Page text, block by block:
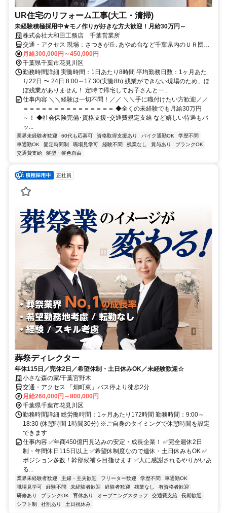
UR住宅のリフォーム工事(大工・清掃)
未経験積極採用中★モノ作りが好きな方大歓迎！月給30万円～
株式会社大和田工務店 千葉営業所
交通・アクセス 現場：さつきが丘､あやめ台など千葉県内のＵＲ団地
＊車通勤ＯＫ
月給300,000円～450,000円
千葉県千葉市花見川区
勤務時間詳細 実働時間：1日あたり8時間 平均勤務日数：1ヶ月あた
り22日 〜 24日 8:00～17:30(実働8h) 残業ができない現場のため、ほ
ぼ残業がありません！ 定時で帰宅してお子さんと一...
仕事内容 ＼＼経験は一切不問！／／ ＼＼手に職付けたい方歓迎／／
＝＝＝＝＝＝＝＝＝＝＝＝＝＝＝ ◆全くの未経験でも月給30万円
～！ ◆社会保険完備･資格支援･交通費規定支給 など嬉しい待遇もバ
ッ...
業界未経験者歓迎 60代も応募可 資格取得支援あり バイク通勤OK
学歴不問
車通勤OK
固定時間制 職場見学可 経験不問 残業なし 賞与あり
ブランクOK
交通費支給
髪型・髪色自由
正社員
葬祭ディレクター
年休115日／完休2日／希望休制・土日休みOK／未経験歓迎☆
小さな森の家/千葉宮野木
交通・アクセス 「畑町東」バス停より徒歩2分
月給260,000円～800,000円
千葉県千葉市花見川区
勤務時間詳細 総労働時間：1ヶ月あたり172時間 勤務時間：9:00～
18:30 (休憩時間 1時間30分) ※ご自身のタイミングで休憩時間を設定
できます
仕事内容 ✅年商450億円見込みの安定・成長企業！ ✅完全週休2日
制・年間休日115日以上 ✅希望休制度なので連休・土日休みもOK ✅
ポジション多数！幹部候補を目指せます ✅人に感謝されるやりがいあ
る...
業界未経験者歓迎 主婦・主夫歓迎 フリーター歓迎 学歴不問
車通勤OK
職場見学可
経験不問 未経験者歓迎 経験者歓迎 残業なし
有資格者歓迎
研修あり
ブランクOK 育休あり オープニングスタッフ 交通費支給
長期歓迎
シフト制
社割あり 土日祝休み